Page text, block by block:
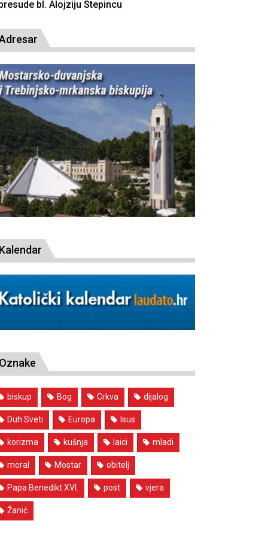
bl. Alojziju Stepincu
biskup Bog Crkva dijalog
Duh Sveti Europa Isus
korizma kušnja laici mladi
moral Mostar obitelj
Papa Benedikt XVI. post vjera
Žanić